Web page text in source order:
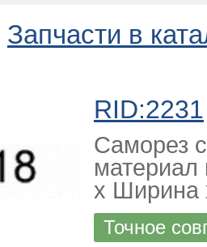
Запчасти в
RID:2231
Саморез
х Ширина
Точное